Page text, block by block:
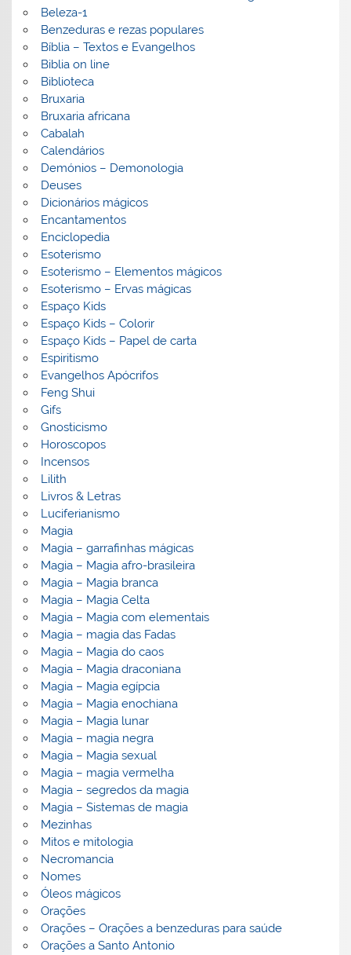
Beleza-1
Benzeduras e rezas populares
Bíblia – Textos e Evangelhos
Biblia on line
Biblioteca
Bruxaria
Bruxaria africana
Cabalah
Calendários
Demónios – Demonologia
Deuses
Dicionários mágicos
Encantamentos
Enciclopedia
Esoterismo
Esoterismo – Elementos mágicos
Esoterismo – Ervas mágicas
Espaço Kids
Espaço Kids – Colorir
Espaço Kids – Papel de carta
Espiritismo
Evangelhos Apócrifos
Feng Shui
Gifs
Gnosticismo
Horoscopos
Incensos
Lilith
Livros & Letras
Luciferianismo
Magia
Magia – garrafinhas mágicas
Magia – Magia afro-brasileira
Magia – Magia branca
Magia – Magia Celta
Magia – Magia com elementais
Magia – magia das Fadas
Magia – Magia do caos
Magia – Magia draconiana
Magia – Magia egípcia
Magia – Magia enochiana
Magia – Magia lunar
Magia – magia negra
Magia – Magia sexual
Magia – magia vermelha
Magia – segredos da magia
Magia – Sistemas de magia
Mezinhas
Mitos e mitologia
Necromancia
Nomes
Óleos mágicos
Orações
Orações – Orações a benzeduras para saúde
Orações a Santo Antonio